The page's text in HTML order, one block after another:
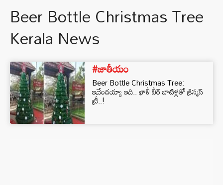
Beer Bottle Christmas Tree
Kerala News
#జాతీయం
Beer Bottle Christmas Tree:
ఇదేందయ్యా ఇది.. ఖాళీ బీర్ బాటిళ్లతో క్రిస్మస్
ట్రీ..!